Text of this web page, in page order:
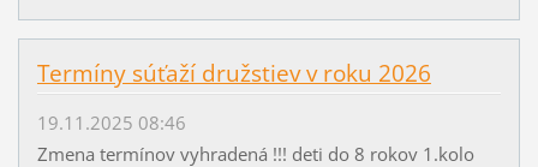
Termíny súťaží družstiev v roku 2026
19.11.2025 08:46
Zmena termínov vyhradená !!! deti do 8 rokov 1.kolo